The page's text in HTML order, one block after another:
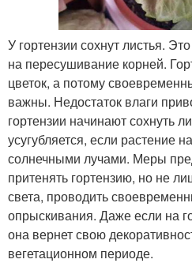
У гортензии сохнут листья.
на пересушивание корней.
цветок, а потому
важны. Недостаток влаги
гортензии начинают сохнуть
усугубляется, если растение
солнечными лучами. Меры
притенять гортензию, но не
света, проводить
опрыскивания. Даже если на
она вернет свою
вегетационном периоде.